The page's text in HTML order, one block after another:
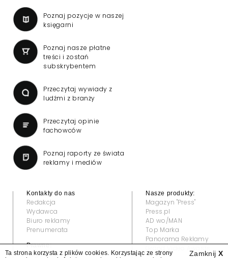
Poznaj pozycje w naszej
księgarni
Poznaj nasze płatne
treści i zostań
subskrybentem
Przeczytaj wywiady z
ludźmi z branży
Przeczytaj opinie
fachowców
Poznaj raporty ze świata
reklamy i mediów
Kontakty do nas
Redakcja
Wydawca
Biuro reklamy
Prenumerata
Prawne:
Regulamin
Nasze produkty:
Magazyn "Press"
Press.pl
AD wo/MAN
Top Marka
Panorama Reklamy
Grand Video Awards
Zamknij X
Ta strona korzysta z plików cookies. Korzystając ze strony